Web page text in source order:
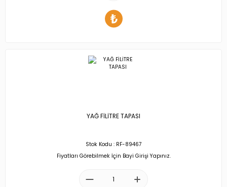
YAĞ FİLİTRE TAPASI
Stok Kodu : RF-89467
Fiyatları Görebilmek İçin Bayi Girişi Yapınız.